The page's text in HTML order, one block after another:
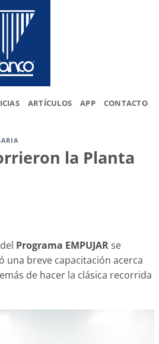
ARTÍCULOS APP CONTACTO
la Planta
Programa EMPUJARse
una breve capacitación acerca
de hacer la clásica recorrida